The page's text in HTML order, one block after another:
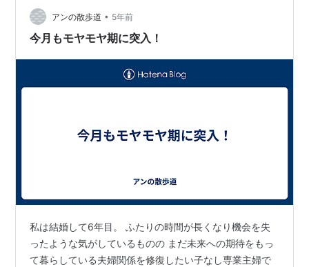
アンの散歩道 • 5年前
今月もモヤモヤ期に突入！
私は結婚して6年目。 ふたりの時間が長くなり機会を失
ったような気がしているものの まだ未来への期待をもっ
て暮らしている夫婦関係を修復したい子なし専業主婦で